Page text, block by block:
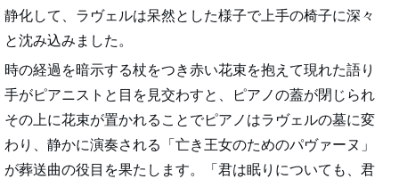
静化して、ラヴェルは呆然とした様子で上手の椅子に深々
と沈み込みました。
時の経過を暗示する杖をつき赤い花束を抱えて現れた語り
手がピアニストと目を見交わすと、ピアノの蓋が閉じられ
その上に花束が置かれることでピアノはラヴェルの墓に変
わり、静かに演奏される「亡き王女のためのパヴァーヌ」
が葬送曲の役目を果たします。「君は眠りについても、君